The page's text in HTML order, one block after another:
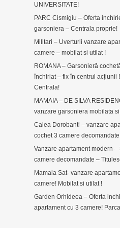
UNIVERSITATE!
PARC Cismigiu – Oferta
garsoniera – Centrala proprie!
Militari – Uverturii vanzare
camere – mobilat si utilat !
ROMANA – Garsonieră
închiriat – fix în centrul acțiunii !
Centrala!
MAMAIA – DE SILVA
vanzare garsoniera mobilata
Calea Dorobanti – vanzare
cochet 3 camere
Vanzare apartament modern –
camere decomandate –
Mamaia Sat- vanzare
camere! Mobilat si utilat !
Garden Orhideea – Oferta
apartament cu 3 camere!